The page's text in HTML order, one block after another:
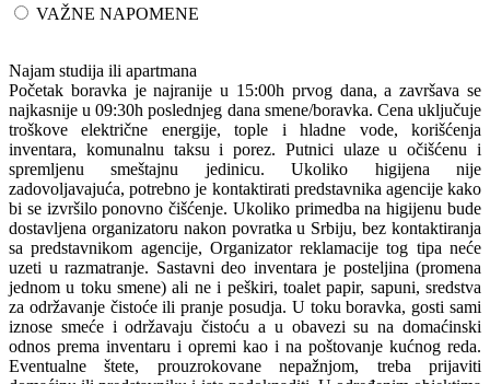
VAŽNE NAPOMENE
Najam studija ili apartmana
Početak boravka je najranije u 15:00h prvog dana, a završava se
najkasnije u 09:30h poslednjeg dana smene/boravka. Cena uključuje
troškove električne energije, tople i hladne vode, korišćenja
inventara, komunalnu taksu i porez. Putnici ulaze u očišćenu i
spremljenu smeštajnu jedinicu. Ukoliko higijena nije
zadovoljavajuća, potrebno je kontaktirati predstavnika agencije kako
bi se izvršilo ponovno čišćenje. Ukoliko primedba na higijenu bude
dostavljena organizatoru nakon povratka u Srbiju, bez kontaktiranja
sa predstavnikom agencije, Organizator reklamacije tog tipa neće
uzeti u razmatranje. Sastavni deo inventara je posteljina (promena
jednom u toku smene) ali ne i peškiri, toalet papir, sapuni, sredstva
za održavanje čistoće ili pranje posudja. U toku boravka, gosti sami
iznose smeće i održavaju čistoću a u obavezi su na domaćinski
odnos prema inventaru i opremi kao i na poštovanje kućnog reda.
Eventualne štete, prouzrokovane nepažnjom, treba prijaviti